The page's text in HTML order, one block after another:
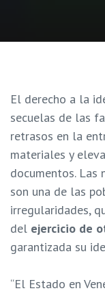
El derecho a la
secuelas de las
retrasos en la
materiales y
documentos. Las
son una de las
irregularidades,
del ejercicio de
garantizada su
“El Estado en